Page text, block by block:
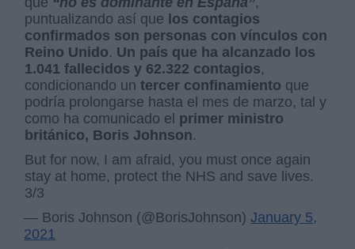
puntualizando así que los contagios
confirmados son personas con vínculos con
Reino Unido. Un país que ha alcanzado los
1.041 fallecidos y 62.322 contagios,
condicionando untercer confinamiento que
podría prolongarse hasta el mes de marzo, tal y
como ha comunicado el primer ministro
británico, Boris Johnson.
But for now, I am afraid, you must once again
stay at home, protect the NHS and save lives.
3/3
— Boris Johnson (@BorisJohnson)January 5,
2021